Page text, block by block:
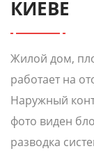
КИЕВЕ
Жилой дом,
работает на
Наружный
фото виден
разводка